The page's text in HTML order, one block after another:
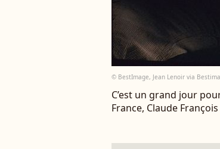
© BestImage, Jean Lenoir via
C’est un grand jour
France, Claude